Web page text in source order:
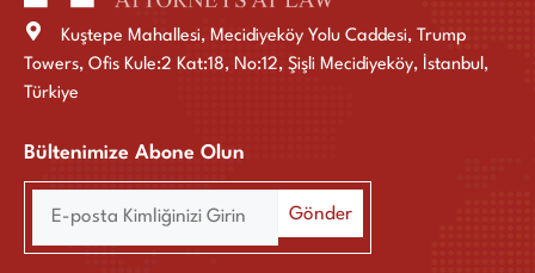
Kuştepe Mahallesi, Mecidiyeköy Yolu Caddesi, Trump
Towers, Ofis Kule:2 Kat:18, No:12, Şişli Mecidiyeköy, İstanbul,
Türkiye
Bültenimize Abone Olun